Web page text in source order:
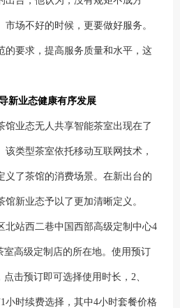
场不好的时候，更要做好服务。
的要求，提高服务质量和水平，这
新业态健康有序发展
业态无人共享智能茶室出现在了
类型茶室依托移动互联网技术，
义了茶馆的消费场景。在新出台的
馆新业态予以了更加清晰定义。
站西二巷中国西部高级定制中心4
室高级定制店的所在地。使用预订
击预订即可选择使用时长，2、
小时续费选择，其中4小时套餐价格